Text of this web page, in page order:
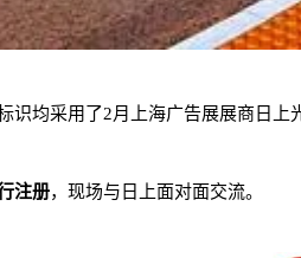
均采用了2月上海广告展展商日上
注册，现场与日上面对面交流。